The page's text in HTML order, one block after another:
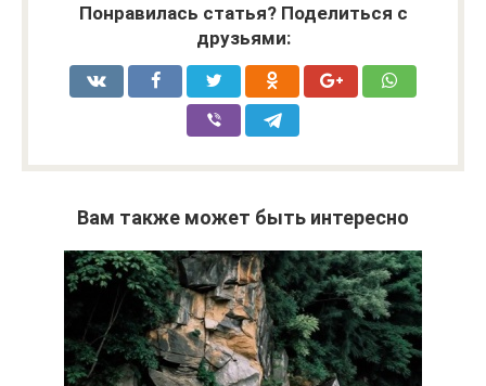
Понравилась статья? Поделиться с
друзьями:
Вам также может быть интересно